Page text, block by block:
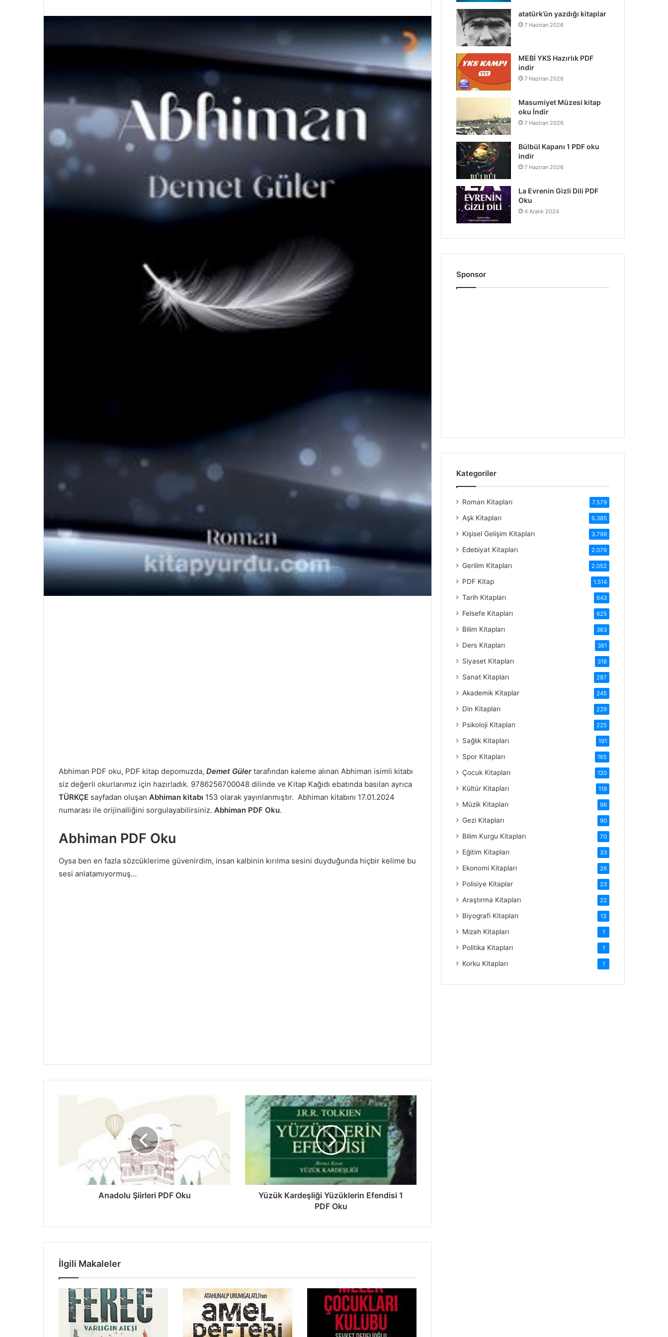
Abhiman PDF oku, PDF kitap depomuzda, Demet Gülertarafından kaleme alınan Abhiman isimli kitabı
siz değerli okurlarımız için hazırladık. 9786256700048 dilinde ve Kitap Kağıdı ebatında basılan ayrıca
TÜRKÇE sayfadan oluşan Abhiman kitabı 153 olarak yayınlanmıştır. Abhiman kitabını 17.01.2024
numarası ile orijinalliğini sorgulayabilirsiniz. Abhiman PDF Oku.
Abhiman PDF Oku
Oysa ben en fazla sözcüklerime güvenirdim, insan kalbinin kırılma sesini duyduğunda hiçbir kelime bu
sesi anlatamıyormuş…
Anadolu Şiirleri PDF Oku
Yüzük Kardeşliği Yüzüklerin Efendisi 1
PDF Oku
İlgili Makaleler
atatürk’ün yazdığı kitaplar
7 Haziran 2026
MEBİ YKS Hazırlık PDF
indir
7 Haziran 2026
Masumiyet Müzesi kitap
oku İndir
7 Haziran 2026
Bülbül Kapanı 1 PDF oku
indir
7 Haziran 2026
La Evrenin Gizli Dili PDF
Oku
4 Aralık 2024
Sponsor
Kategoriler
Roman Kitapları 7.579
Aşk Kitapları 6.385
Kişisel Gelişim Kitapları 3.799
Edebiyat Kitapları 2.079
Gerilim Kitapları 2.052
PDF Kitap 1.514
Tarih Kitapları 643
Felsefe Kitapları 625
Bilim Kitapları 363
Ders Kitapları 361
Siyaset Kitapları 318
Sanat Kitapları 287
Akademik Kitaplar 245
Din Kitapları 229
Psikoloji Kitapları 225
Sağlık Kitapları 191
Spor Kitapları 165
Çocuk Kitapları 120
Kültür Kitapları 119
Müzik Kitapları 96
Gezi Kitapları 90
Bilim Kurgu Kitapları 70
Eğitim Kitapları 33
Ekonomi Kitapları 26
Polisiye Kitaplar 23
Araştırma Kitapları 22
Biyografi Kitapları 13
Mizah Kitapları 1
Politika Kitapları 1
Korku Kitapları 1